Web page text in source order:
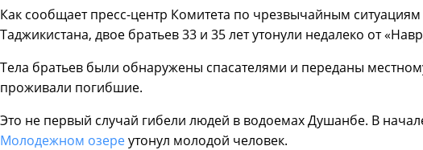
Как сообщает пресс-центр Комитета по чрезвычайным
Таджикистана, двое братьев 33 и 35 лет утонули недалеко от
Тела братьев были обнаружены спасателями и переданы
проживали погибшие.
Это не первый случай гибели людей в водоемах Душанбе. В
Молодежном озереутонул молодой человек.